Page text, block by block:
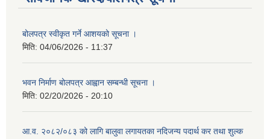
बोलपत्र स्वीकृत गर्ने आशयको सूचना ।
मिति: 04/06/2026 - 11:37
भवन निर्माण बोलपत्र आह्वान सम्बन्धी सूचना ।
मिति: 02/20/2026 - 20:10
आ.व. २०८२/०८३ को लागि बालुवा लगायतका नदिजन्य पदार्थ कर तथा शुल्क